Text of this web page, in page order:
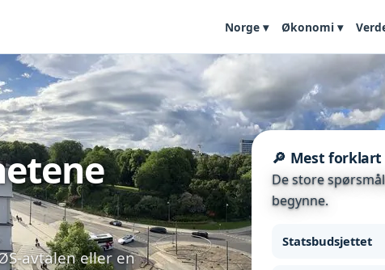
Norge ▾ Økonomi ▾
avtalen eller en
🔎 Mest forklart
De store
begynne.
Statsbudsjettet